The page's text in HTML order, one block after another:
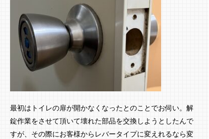
最初はトイレの扉が開かなくなったとのことでお伺い。解
錠作業をさせて頂いて壊れた部品を交換しようとしたんで
すが、その際にお客様からレバータイプに変えれるなら変